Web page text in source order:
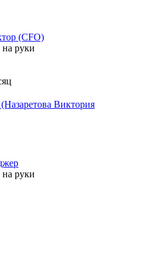
(CFO)
на руки
Виктория
на руки